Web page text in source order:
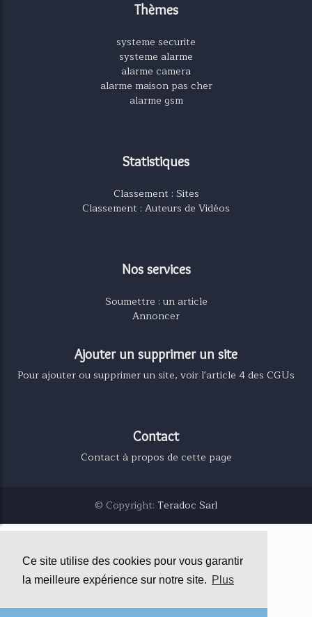
Ce site utilise des cookies pour vous garantir
la meilleure expérience sur notre site. Plus
Thèmes
systeme securite
systeme alarme
alarme camera
alarme maison pas cher
alarme gsm
Statistiques
Classement : Sites
Classement : Auteurs de Vidéos
Nos services
Soumettre : un article
Annoncer
Ajouter un supprimer un site
Pour ajouter ou supprimer un site, voir l'article 4 des CGUs
Contact
Contact à propos de cette page
© Copyright: Teradoc Sarl